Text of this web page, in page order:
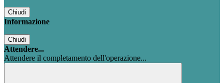
Chiudi
Informazione
Chiudi
Attendere...
Attendere il completamento dell'operazione...